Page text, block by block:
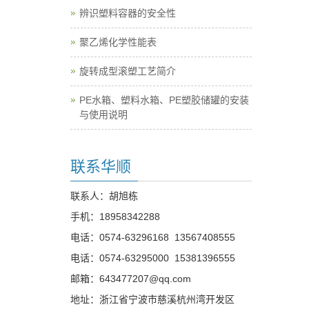
辨识塑料容器的安全性
聚乙烯化学性能表
旋转成型滚塑工艺简介
PE水箱、塑料水箱、PE塑胶储罐的安装
与使用说明
联系华顺
联系人：胡旭栋
手机： 18958342288
电话： 0574-63296168
13567408555
电话： 0574-63295000 15381396555
邮箱： 643477207@qq.com
地址：浙江省宁波市慈溪杭州湾开发区